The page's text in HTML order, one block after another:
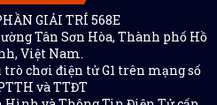
GIẢI TRÍ 568E
Tân Sơn Hòa, Thành phố Hồ
Việt Nam.
trò chơi điện tử G1 trên mạng số
và TTĐT